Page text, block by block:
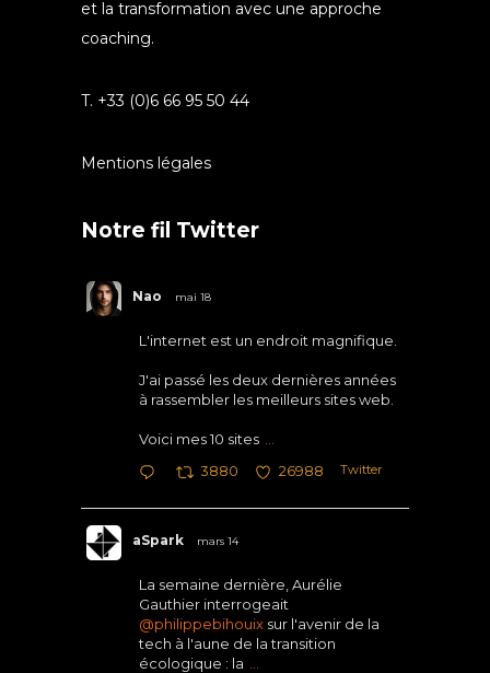
et la transformation avec une approche
coaching.
T. +33 (0)6 66 95 50 44
Mentions légales
Notre fil Twitter
Nao mai 18
L'internet est un endroit magnifique.
J'ai passé les deux dernières années
à rassembler les meilleurs sites web.
Voici mes 10 sites
3880 26988 Twitter
aSpark mars 14
La semaine dernière, Aurélie
Gauthier interrogeait
@philippebihouix sur l'avenir de la
tech à l'aune de la transition
écologique : la